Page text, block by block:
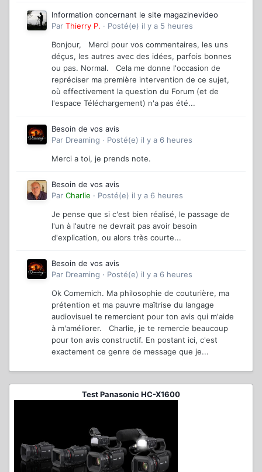
Information concernant le site magazinevideo
Par Thierry P. · Posté(e) il y a 5 heures
Bonjour, Merci pour vos commentaires, les uns
déçus, les autres avec des idées, parfois bonnes
ou pas. Normal. Cela me donne l'occasion de
repréciser ma première intervention de ce sujet,
où effectivement la question du Forum (et de
l'espace Téléchargement) n'a pas été...
Besoin de vos avis
Par Dreaming · Posté(e) il y a 6 heures
Merci a toi, je prends note.
Besoin de vos avis
Par Charlie · Posté(e) il y a 6 heures
Je pense que si c'est bien réalisé, le passage de
l'un à l'autre ne devrait pas avoir besoin
d'explication, ou alors très courte...
Besoin de vos avis
Par Dreaming · Posté(e) il y a 6 heures
Ok Comemich. Ma philosophie de couturière, ma
prétention et ma pauvre maîtrise du langage
audiovisuel te remercient pour ton avis qui m'aide
à m'améliorer. Charlie, je te remercie beaucoup
pour ton avis constructif. En postant ici, c'est
exactement ce genre de message que je...
Test Panasonic HC-X1600